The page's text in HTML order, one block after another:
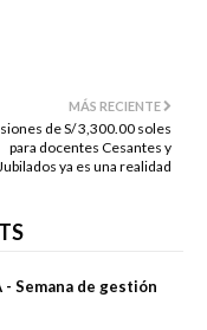
MÁS RECIENTE
de S/ 3,300.00 soles
para docentes Cesantes y
ya es una realidad
- Semana de gestión